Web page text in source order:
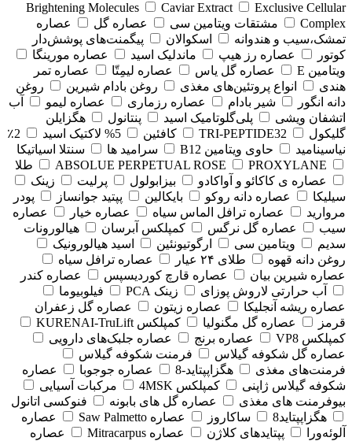
Brightening Molecules
Caviar Extract
Exclusive Cellular
Complex
مشتقات ویتامین سی عصاره گل
عصاره
تمشک،سیب و هندوانه
اسکوالان
پیگمنت‌های پوشش‌دار
کوتور
عصاره رز هیپ ماندلیک اسید
عصاره مورینگا
ویتامین E
عصاره گل یاس عصاره لیمِتّا
عصاره تمر
هندی
انواع پروتئین‌های مغذی روغن بادام شیرین
روغن
دانه انگور
شیر بادام عصاره رزماری عصاره لیمو
آب
اتشفان ویشی
پلی‌گلوتامیک اسید پنتانول
هگزایلن
گلیکول
TRI-PEPTIDE32 کافئین 5% لاکتیک اسید
2٪
نیاسینامید
حاوی ویتامین B12 سرامید ها
سنتلا اسیاتیکا
ABSOLUE PERPETUAL ROSE
PROXYLANE
طلا
عصاره ی کاکائو و آواکادو
بیزابولول پرلیت
زینک
سیلیکا
عصاره دانه روکو بایکالین پپتید جوانساز
پودر
مروارید
عصاره ترافل الماس سیاه عصاره خیار
عصاره
سیب
عصاره گل نرگس کمپلکس آبرسان
هیالورونات
سدیم
ویتامین سی ارگوتیونئین
اسید هیالورونیک
روغن دانه قهوه
طلای ۲۴ عیار
عصاره ترافل سیاه
عصاره شیرین بیان
عصاره قارچ کوردیسپس
عصاره کندر
آب حرارتی لاروش پوزای
زینک PCA
فیلوبیوما
عصاره ریشه آنجلیکا
عصاره زیتون
عصاره گل زعفران
قرمز
عصاره گل مگنولیا
کمپلکس KURENAI-TruLift
کمپلکس VP8
عصاره برنج
عصاره جلبک‌های دارویی
عصاره گل شکوفه گیلاس
فرمنت شکوفه گیلاس
فرمنت‌های مغذی
هگزاپپتاید-8 عصاره جوجوبا
عصاره
شکوفه گیلاس ژاپنی
کمپلکس 4MSK
مرکبات آسیایی
بیوفرمنت های مغذی
عصاره گل های بابونه
فنوکسی اتانول
هگزاپپتاید8
ساکاروز عصاره Saw Palmetto
عصاره
آلوئه‌ورا
پپتایدهای کلاژن عصاره Mitracarpus
عصاره